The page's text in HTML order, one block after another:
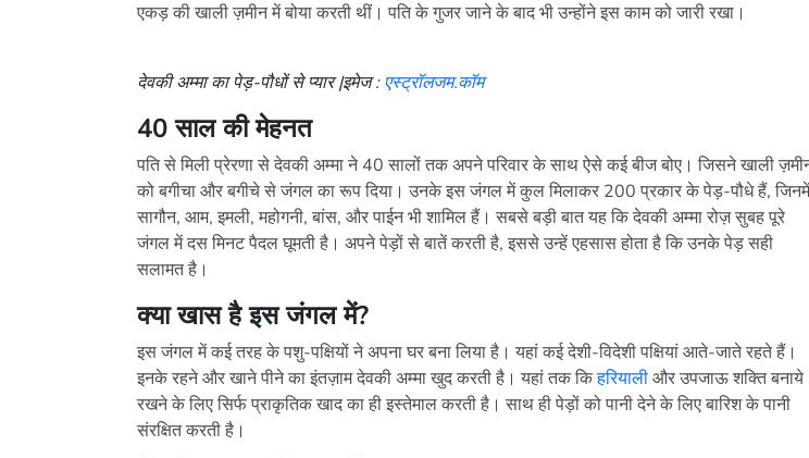
एकड़ की खाली ज़मीन में बोया करती थीं। पति के गुजर जाने के बाद भी उन्होंने इस काम को जारी रखा।
देवकी अम्मा का पेड़-पौधों से प्यार |इमेज :एस्ट्रॉलजम.कॉम
40 साल की मेहनत
पति से मिली प्रेरणा से देवकी अम्मा ने 40 सालों तक अपने परिवार के साथ ऐसे कई बीज बोए। जिसने खाली
को बगीचा और बगीचे से जंगल का रूप दिया। उनके इस जंगल में कुल मिलाकर 200 प्रकार के पेड़-पौधे हैं, जिनमें
सागौन, आम, इमली, महोगनी, बांस, और पाईन भी शामिल हैं। सबसे बड़ी बात यह कि देवकी अम्मा रोज़ सुबह पूरे
जंगल में दस मिनट पैदल घूमती है। अपने पेड़ों से बातें करती है, इससे उन्हें एहसास होता है कि उनके पेड़ सही
सलामत है।
क्या खास है इस जंगल में?
इस जंगल में कई तरह के पशु-पक्षियों ने अपना घर बना लिया है। यहां कई देशी-विदेशी पक्षियां आते-जाते रहते हैं।
इनके रहने और खाने पीने का इंतज़ाम देवकी अम्मा खुद करती है। यहां तक किहरियालीऔर उपजाऊ शक्ति बनाये
रखने के लिए सिर्फ प्राकृतिक खाद का ही इस्तेमाल करती है। साथ ही पेड़ों को पानी देने के लिए बारिश के पानी
संरक्षित करती है।